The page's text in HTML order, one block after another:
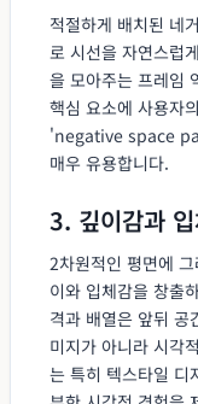
적절하게 배치된 네
로 시선을 자연스럽
을 모아주는 프레임
핵심 요소에 사용자
'negative space
매우 유용합니다.
3. 깊이감과
2차원적인 평면에
이와 입체감을 창출
격과 배열은 앞뒤 공
미지가 아니라 시각
는 특히 텍스타일 디